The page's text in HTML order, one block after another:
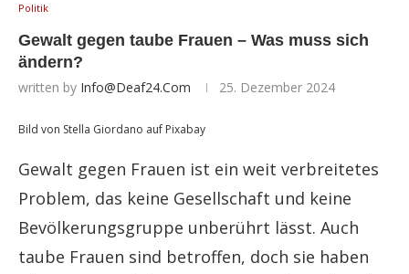
Politik
Gewalt gegen taube Frauen – Was muss sich
ändern?
written by Info@deaf24.com 25. Dezember 2024
Bild von Stella Giordano auf Pixabay
Gewalt gegen Frauen ist ein weit verbreitetes
Problem, das keine Gesellschaft und keine
Bevölkerungsgruppe unberührt lässt. Auch
taube Frauen sind betroffen, doch sie haben